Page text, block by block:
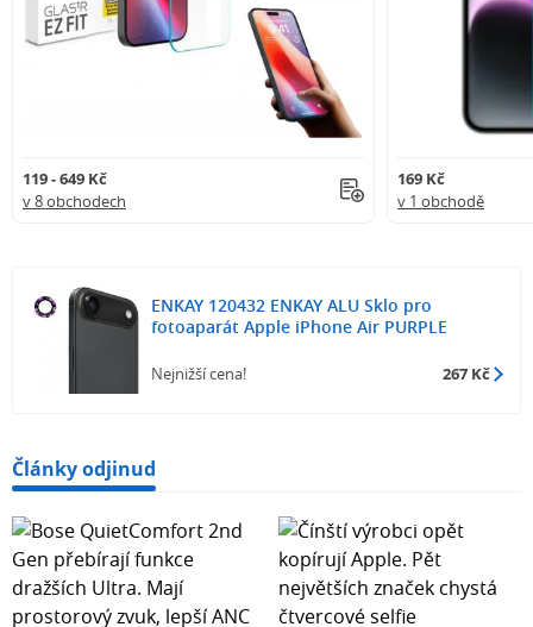
119 - 649 Kč
v 8 obchodech
169 Kč
v 1 obchodě
ENKAY 120432 ENKAY ALU Sklo pro
fotoaparát Apple iPhone Air PURPLE
Nejnižší cena! 267 Kč
Články odjinud